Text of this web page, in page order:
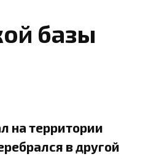
базы
на территории
в другой